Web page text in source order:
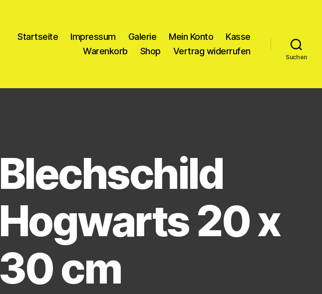
Startseite Impressum Galerie Mein Konto
Kasse
Warenkorb
Shop Vertrag widerrufen
Suchen
Blechschild
Hogwarts 20 x
30 cm